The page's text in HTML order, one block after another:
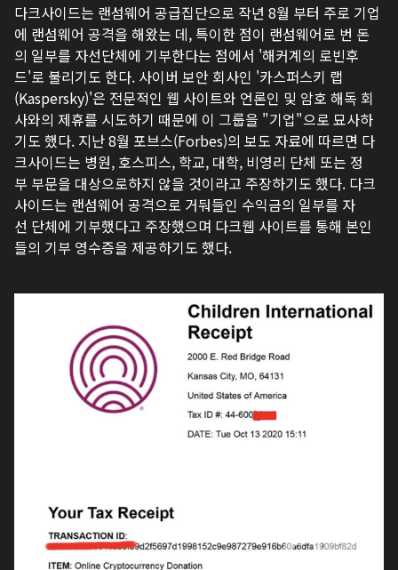
다크사이드는 랜섬웨어 공급집단으로 작년 8월 부터 주로 기업
에 랜섬웨어 공격을 해왔는 데, 특이한 점이 랜섬웨어로 번 돈
의 일부를 자선단체에 기부한다는 점에서 '해커계의 로빈후
드'로 불리기도 한다. 사이버 보안 회사인 '카스퍼스키 랩
(Kaspersky)'은 전문적인 웹 사이트와 언론인 및 암호 해독 회
사와의 제휴를 시도하기 때문에 이 그룹을 "기업"으로 묘사하
기도 했다. 지난 8월 포브스(Forbes)의 보도 자료에 따르면 다
크사이드는 병원, 호스피스, 학교, 대학, 비영리 단체 또는 정
부 부문을 대상으로하지 않을 것이라고 주장하기도 했다. 다크
사이드는 랜섬웨어 공격으로 거둬들인 수익금의 일부를 자
선 단체에 기부했다고 주장했으며 다크웹 사이트를 통해 본인
들의 기부 영수증을 제공하기도 했다.